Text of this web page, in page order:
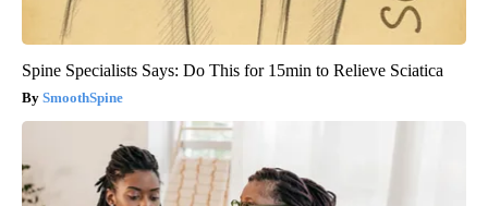
Spine Specialists Says: Do This for 15min to Relieve Sciatica
SmoothSpine